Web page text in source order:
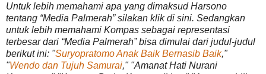
Untuk lebih memahami apa yang dimaksud Harsono
tentang “Media Palmerah” silakan klik di sini. Sedangkan
untuk lebih memahami Kompas sebagai representasi
terbesar dari “Media Palmerah” bisa dimulai dari judul-judul
berikut ini: "Suryopratomo Anak Baik Bernasib Baik,"
"Wendo dan Tujuh Samurai," "Amanat Hati Nurani